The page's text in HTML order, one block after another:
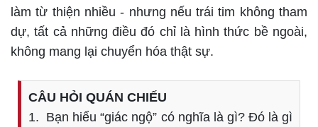
làm từ thiện nhiều - nhưng nếu trái tim không tham
dự, tất cả những điều đó chỉ là hình thức bề ngoài,
không mang lại chuyển hóa thật sự.
CÂU HỎI QUÁN CHIẾU
1. Bạn hiểu “giác ngộ” có nghĩa là gì? Đó là gì